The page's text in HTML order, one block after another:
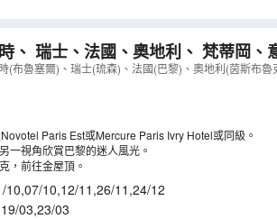
、 瑞士、法國、奧地利、 梵蒂岡、
茵斯布魯克-金屋頂、世界七大建築
(布魯塞爾)、瑞士(琉森)、法國(巴黎)、奧地利(茵斯布
Paris Est或Mercure Paris Ivry Hotel或同級。
一視角欣賞巴黎的迷人風光。
，前往金屋頂。
10,07/10,12/11 ,26/11 ,24/12
19/03,23/03